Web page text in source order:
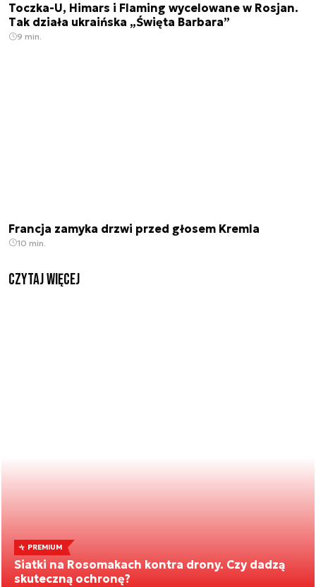
Toczka-U, Himars i Flaming wycelowane w Rosjan.
Tak działa ukraińska „Święta Barbara”
9 min.
Francja zamyka drzwi przed głosem Kremla
10 min.
czytaj więcej
PREMIUM
Siatki na Rosomakach kontra drony. Czy dadzą
skuteczną ochronę?